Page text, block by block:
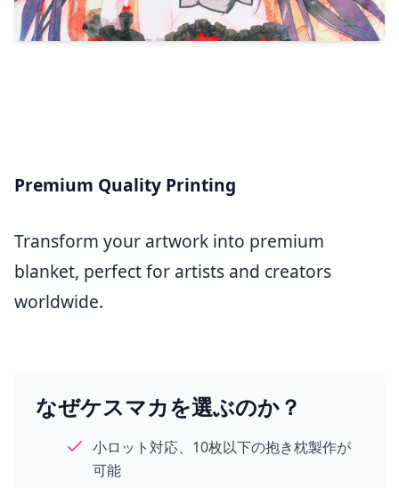
Premium Quality Printing
Transform your artwork into premium
blanket, perfect for artists and creators
worldwide.
なぜケスマカを選ぶのか？
小ロット対応、10枚以下の抱き枕製作が
可能